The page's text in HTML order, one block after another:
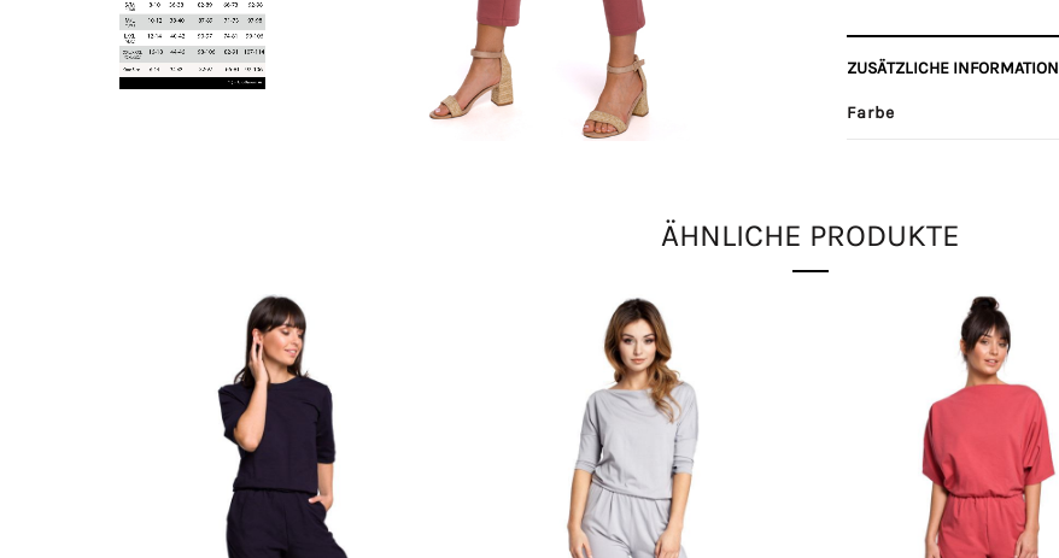
ZUSÄTZLICHE INFORMATION
Farbe
OTHER INFORMATION
Jumpsuits
ÄHNLICHE PRODUKTE